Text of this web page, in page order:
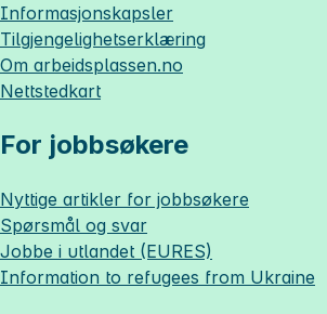
Informasjonskapsler
Tilgjengelighetserklæring
Om arbeidsplassen.no
Nettstedkart
For jobbsøkere
Nyttige artikler for jobbsøkere
Spørsmål og svar
Jobbe i utlandet (EURES)
Information to refugees from Ukraine